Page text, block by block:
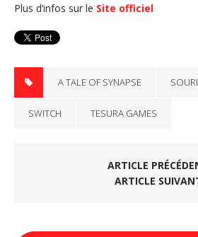
Plus d’infos sur le Site officiel
A TALE OF SYNAPSE
SWITCH TESURA GAMES
ARTICLE
ARTICLE